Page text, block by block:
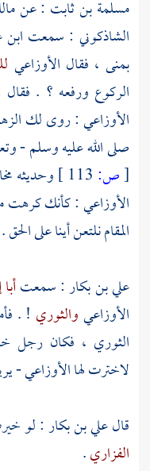
مسلمة بن ثابت : عن
الشاذكوني : سمعت ابن
بمنى ، فقال الأوزاعي
الركوع ورفعه ؟ .
الأوزاعي: روى لك
صلى الله عليه وسلم -
[ص: وحديثه
الأوزاعي: كأنك كرهت
المقامنلتعن أينا على
علي بن بكار: سمعت
الأوزاعيوالثوري ! .
الثوري ، فكان رجل
لاخترت لهاالأوزاعي-
قالعلي بن بكار: لو
الفزاري.